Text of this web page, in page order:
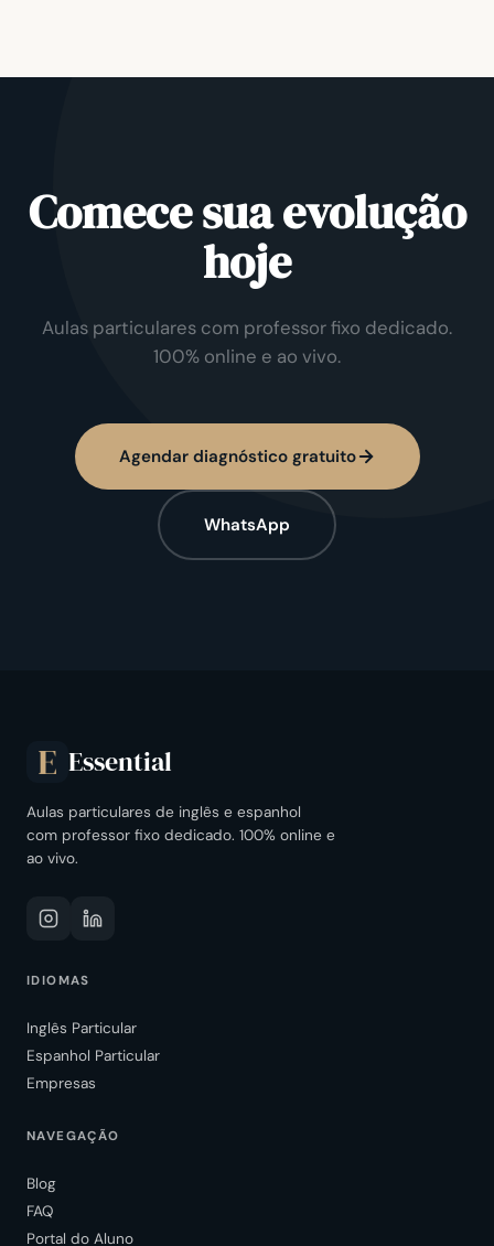
Comece sua evolução
hoje
Aulas particulares com professor fixo dedicado.
100% online e ao vivo.
Agendar diagnóstico gratuito
WhatsApp
E Essential
Aulas particulares de inglês e espanhol
com professor fixo dedicado. 100% online e
ao vivo.
IDIOMAS
Inglês Particular
Espanhol Particular
Empresas
NAVEGAÇÃO
Blog
FAQ
Portal do Aluno